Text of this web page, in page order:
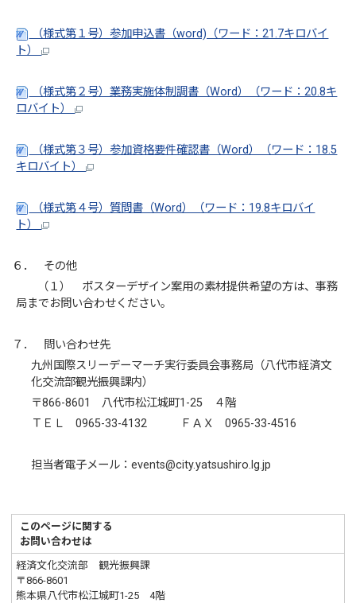
（様式第１号）参加申込書（word)（ワード：21.7キロバイ
ト）
（様式第２号）業務実施体制調書（Word）（ワード：20.8キ
ロバイト）
（様式第３号）参加資格要件確認書（Word）（ワード：18.5
キロバイト）
（様式第４号）質問書（Word）（ワード：19.8キロバイ
ト）
６． その他
（１） ポスターデザイン案用の素材提供希望の方は、事務
局までお問い合わせください。
７． 問い合わせ先
九州国際スリーデーマーチ実行委員会事務局（八代市経済文
化交流部観光振興課内）
〒866-8601 八代市松江城町1-25 ４階
ＴＥＬ 0965-33-4132 ＦＡＸ 0965-33-4516
担当者電子メール：events@city.yatsushiro.lg.jp
このページに関する
お問い合わせは
経済文化交流部 観光振興課
〒866-8601
熊本県八代市松江城町1-25 4階